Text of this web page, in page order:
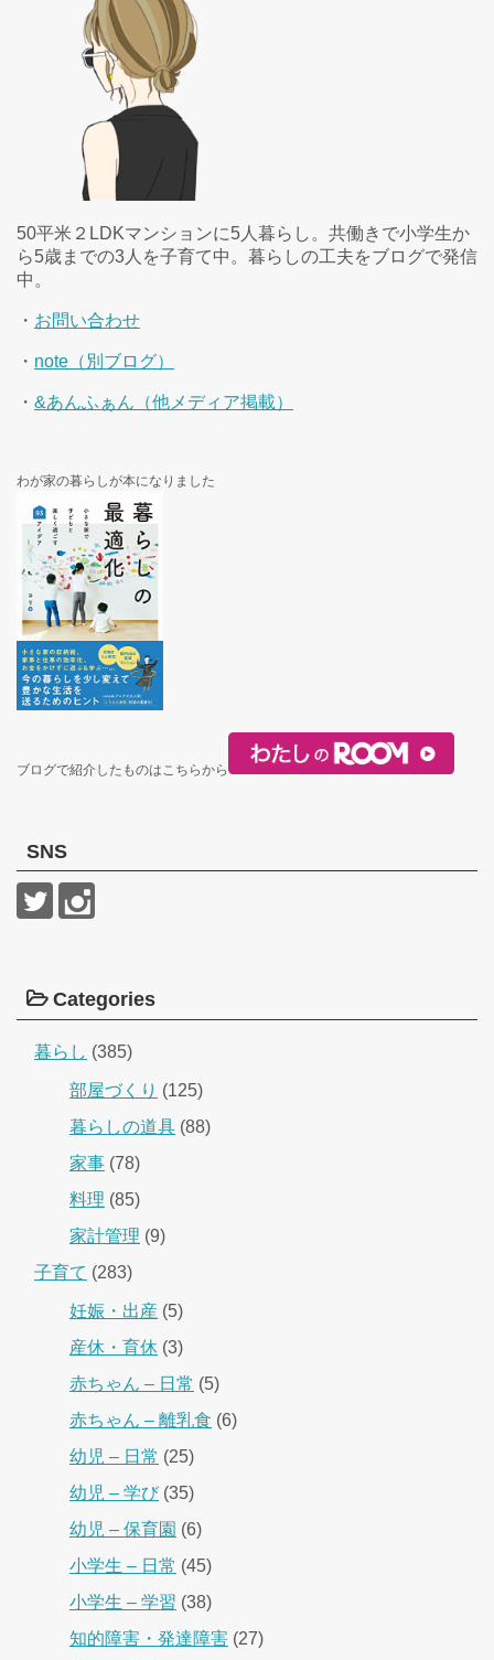
50平米２LDKマンションに5人暮らし。共働きで小学生か
ら5歳までの3人を子育て中。暮らしの工夫をブログで発信
中。
・ お問い合わせ
・ note（別ブログ）
・ &あんふぁん（他メディア掲載）
わが家の暮らしが本になりました
ブログで紹介したものはこちらから
SNS
Categories
暮らし (385)
部屋づくり (125)
暮らしの道具 (88)
家事 (78)
料理 (85)
家計管理 (9)
子育て (283)
妊娠・出産 (5)
産休・育休 (3)
赤ちゃん – 日常 (5)
赤ちゃん – 離乳食 (6)
幼児 – 日常 (25)
幼児 – 学び(35)
幼児 – 保育園 (6)
小学生 – 日常 (45)
小学生 – 学習 (38)
知的障害・発達障害 (27)